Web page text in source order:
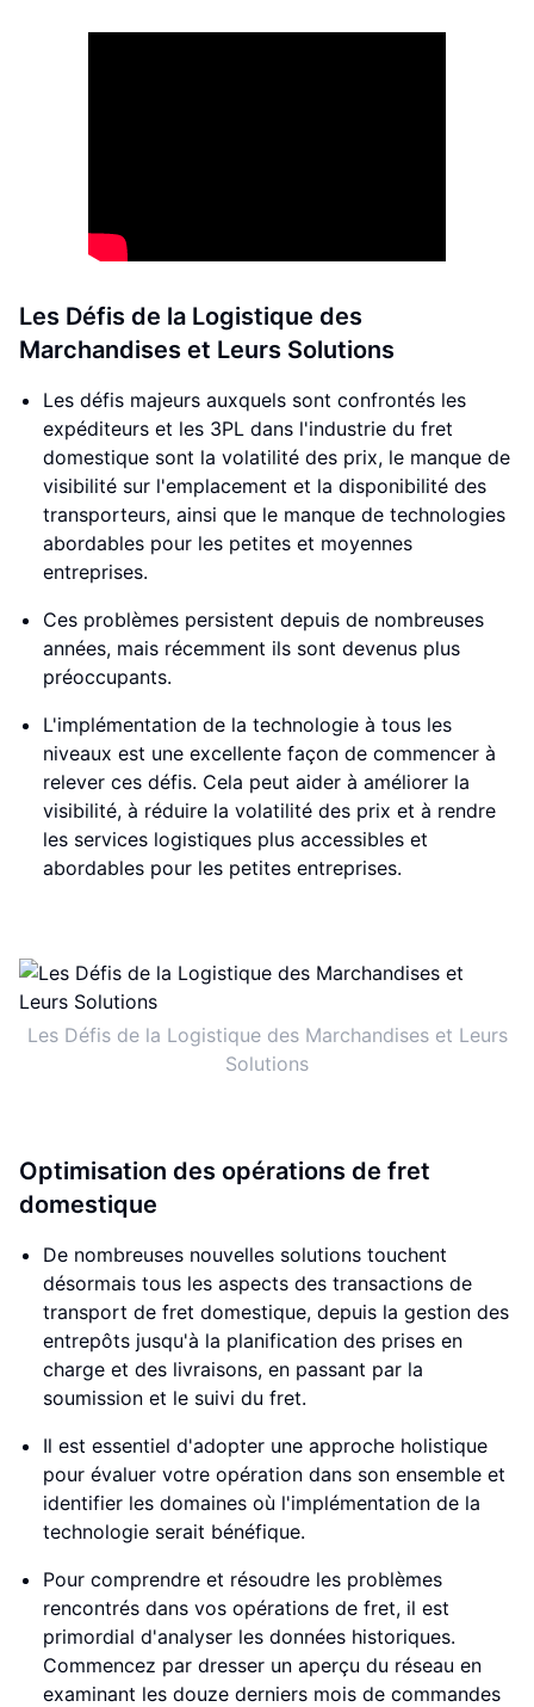
Les Défis de la Logistique des
Marchandises et Leurs Solutions
Les défis majeurs auxquels sont confrontés les
expéditeurs et les 3PL dans l'industrie du fret
domestique sont la volatilité des prix, le manque de
visibilité sur l'emplacement et la disponibilité des
transporteurs, ainsi que le manque de technologies
abordables pour les petites et moyennes
entreprises.
Ces problèmes persistent depuis de nombreuses
années, mais récemment ils sont devenus plus
préoccupants.
L'implémentation de la technologie à tous les
niveaux est une excellente façon de commencer à
relever ces défis. Cela peut aider à améliorer la
visibilité, à réduire la volatilité des prix et à rendre
les services logistiques plus accessibles et
abordables pour les petites entreprises.
Les Défis de la Logistique des Marchandises et Leurs
Solutions
Optimisation des opérations de fret
domestique
De nombreuses nouvelles solutions touchent
désormais tous les aspects des transactions de
transport de fret domestique, depuis la gestion des
entrepôts jusqu'à la planification des prises en
charge et des livraisons, en passant par la
soumission et le suivi du fret.
Il est essentiel d'adopter une approche holistique
pour évaluer votre opération dans son ensemble et
identifier les domaines où l'implémentation de la
technologie serait bénéfique.
Pour comprendre et résoudre les problèmes
rencontrés dans vos opérations de fret, il est
primordial d'analyser les données historiques.
Commencez par dresser un aperçu du réseau en
examinant les douze derniers mois de commandes